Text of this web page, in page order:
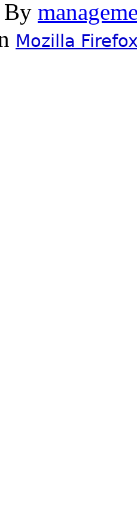
By
Mozilla